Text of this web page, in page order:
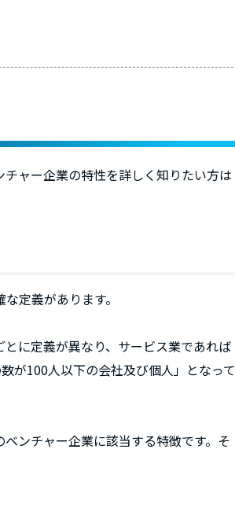
ャー企業の特性を詳しく知りたい方は
定義があります。
とに定義が異なり、サービス業であれば
が100人以下の会社及び個人」となって
ンチャー企業に該当する特徴です。そ